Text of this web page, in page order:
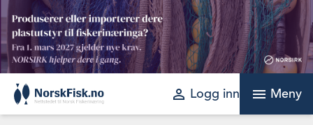
Skip
content
perm_identity Logg inn menu Meny